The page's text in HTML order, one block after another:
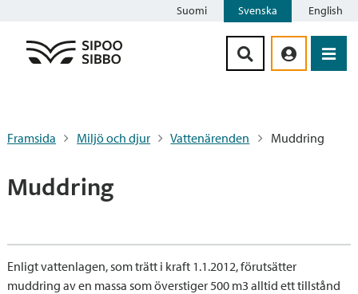
Suomi Svenska English
Framsida Miljö och djur Vattenärenden Muddring
Muddring
Enligt vattenlagen, som trätt i kraft 1.1.2012, förutsätter
muddring av en massa som överstiger 500 m3 alltid ett tillstånd